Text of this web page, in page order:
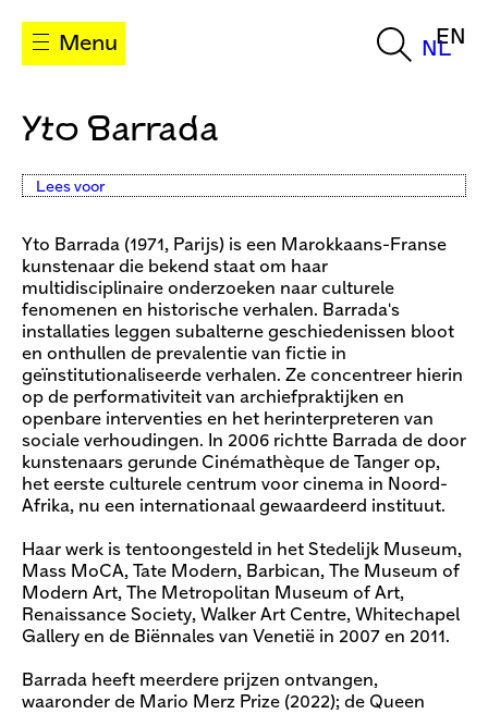
Menu NL
EN
Yto Barrada
Lees voor
Yto Barrada (1971, Parijs) is een Marokkaans-Franse
kunstenaar die bekend staat om haar
multidisciplinaire onderzoeken naar culturele
fenomenen en historische verhalen. Barrada's
installaties leggen subalterne geschiedenissen bloot
en onthullen de prevalentie van fictie in
geïnstitutionaliseerde verhalen. Ze concentreer hierin
op de performativiteit van archiefpraktijken en
openbare interventies en het herinterpreteren van
sociale verhoudingen. In 2006 richtte Barrada de door
kunstenaars gerunde Cinémathèque de Tanger op,
het eerste culturele centrum voor cinema in Noord-
Afrika, nu een internationaal gewaardeerd instituut.
Haar werk is tentoongesteld in het Stedelijk Museum,
Mass MoCA, Tate Modern, Barbican, The Museum of
Modern Art, The Metropolitan Museum of Art,
Renaissance Society, Walker Art Centre, Whitechapel
Gallery en de Biënnales van Venetië in 2007 en 2011.
Barrada heeft meerdere prijzen ontvangen,
waaronder de Mario Merz Prize (2022); de Queen